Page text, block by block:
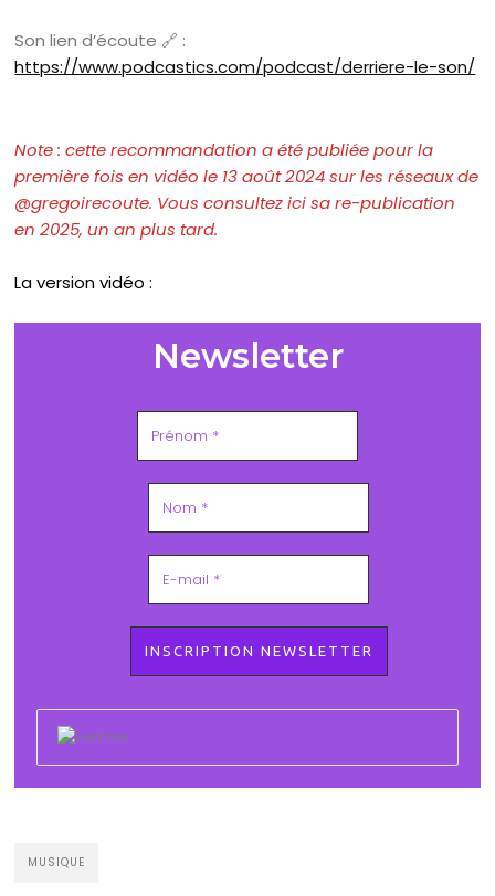
Son lien d’écoute 🔗 :
https://www.podcastics.com/podcast/derriere-le-son/
Note : cette recommandation a été publiée pour la
première fois en vidéo le 13août2024 sur les réseaux de
@gregoirecoute. Vous consultez ici sa re-publication
en 2025, un an plus tard.
La version vidéo :
Newsletter
MUSIQUE